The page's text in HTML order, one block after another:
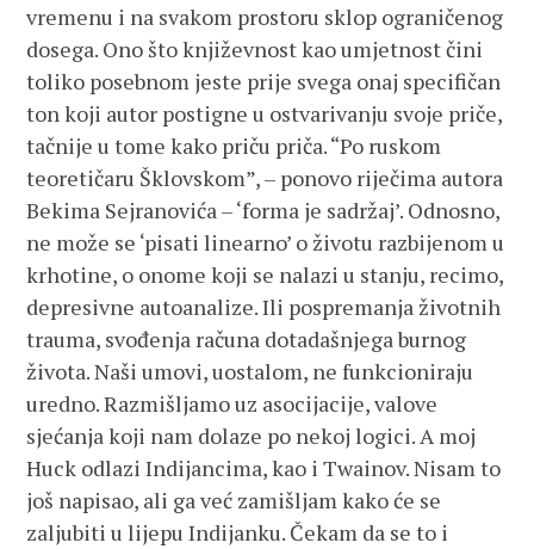
vremenu i na svakom prostoru sklop ograničenog
dosega. Ono što književnost kao umjetnost čini
toliko posebnom jeste prije svega onaj specifičan
ton koji autor postigne u ostvarivanju svoje priče,
tačnije u tome kako priču priča. “Po ruskom
teoretičaru Šklovskom”, – ponovo riječima autora
Bekima Sejranovića – ‘forma je sadržaj’. Odnosno,
ne može se ‘pisati linearno’ o životu razbijenom u
krhotine, o onome koji se nalazi u stanju, recimo,
depresivne autoanalize. Ili pospremanja životnih
trauma, svođenja računa dotadašnjega burnog
života. Naši umovi, uostalom, ne funkcioniraju
uredno. Razmišljamo uz asocijacije, valove
sjećanja koji nam dolaze po nekoj logici. A moj
Huck odlazi Indijancima, kao i Twainov. Nisam to
još napisao, ali ga već zamišljam kako će se
zaljubiti u lijepu Indijanku. Čekam da se to i